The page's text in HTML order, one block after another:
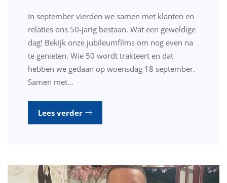
In september vierden we samen met klanten en
relaties ons 50-jarig bestaan. Wat een geweldige
dag! Bekijk onze jubileumfilms om nog even na
te genieten. Wie 50 wordt trakteert en dat
hebben we gedaan op woensdag 18 september.
Samen met…
Lees verder